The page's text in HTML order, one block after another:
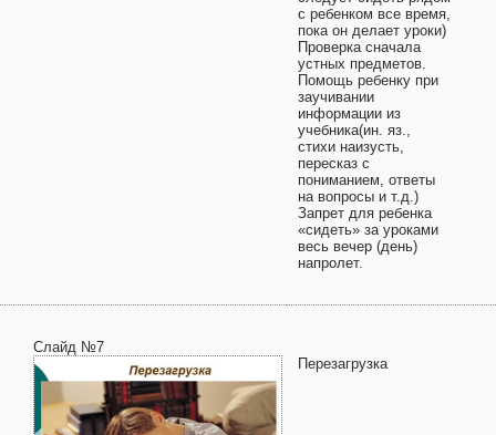
с ребенком все время,
пока он делает уроки)
Проверка сначала
устных предметов.
Помощь ребенку при
заучивании
информации из
учебника(ин. яз.,
стихи наизусть,
пересказ с
пониманием, ответы
на вопросы и т.д.)
Запрет для ребенка
«сидеть» за уроками
весь вечер (день)
напролет.
Слайд №7
Перезагрузка